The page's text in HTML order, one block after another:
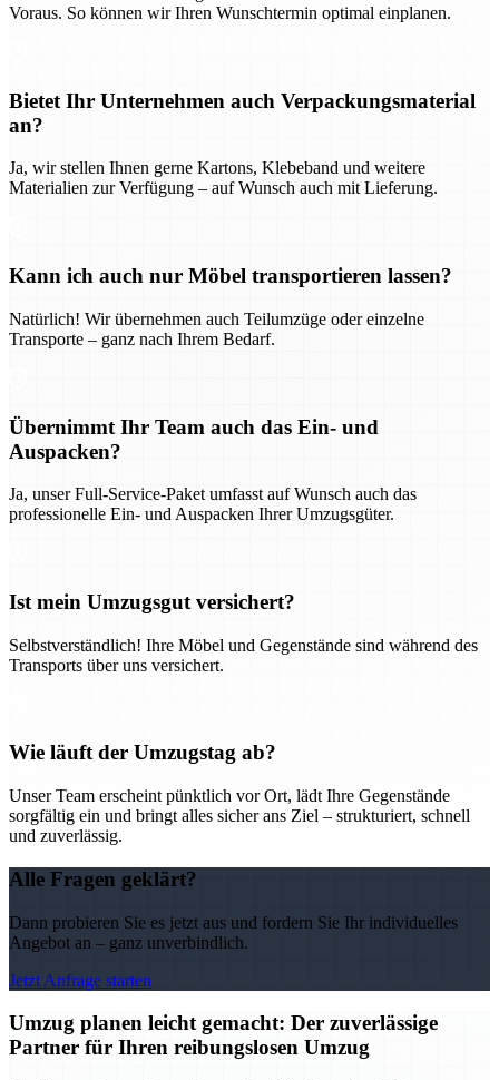
Voraus. So können wir Ihren Wunschtermin optimal einplanen.
Bietet Ihr Unternehmen auch Verpackungsmaterial
an?
Ja, wir stellen Ihnen gerne Kartons, Klebeband und weitere
Materialien zur Verfügung – auf Wunsch auch mit Lieferung.
Kann ich auch nur Möbel transportieren lassen?
Natürlich! Wir übernehmen auch Teilumzüge oder einzelne
Transporte – ganz nach Ihrem Bedarf.
Übernimmt Ihr Team auch das Ein- und
Auspacken?
Ja, unser Full-Service-Paket umfasst auf Wunsch auch das
professionelle Ein- und Auspacken Ihrer Umzugsgüter.
Ist mein Umzugsgut versichert?
Selbstverständlich! Ihre Möbel und Gegenstände sind während des
Transports über uns versichert.
Wie läuft der Umzugstag ab?
Unser Team erscheint pünktlich vor Ort, lädt Ihre Gegenstände
sorgfältig ein und bringt alles sicher ans Ziel – strukturiert, schnell
und zuverlässig.
Alle Fragen geklärt?
Dann probieren Sie es jetzt aus und fordern Sie Ihr individuelles
Angebot an – ganz unverbindlich.
Jetzt Anfrage starten
Umzug planen leicht gemacht: Der zuverlässige
Partner für Ihren reibungslosen Umzug